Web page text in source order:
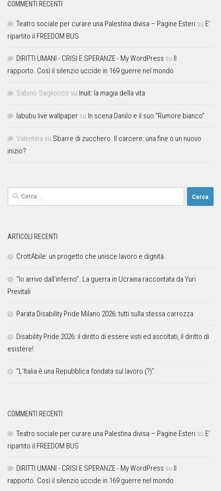
COMMENTI RECENTI
Teatro sociale per curare una Palestina divisa – Pagine Esteri su E’
ripartito il FREEDOM BUS
DIRITTI UMANI - CRISI E SPERANZE - My WordPress su Il
rapporto. Così il silenzio uccide in 169 guerre nel mondo
Sabino Sagliocco su Inuit: la magia della vita
labubu live wallpaper su In scena Danilo e il suo “Rumore bianco”
Valentina su Sbarre di zucchero. Il carcere: una fine o un nuovo
inizio?
ARTICOLI RECENTI
CrottAbile: un progetto che unisce lavoro e dignità
“Io arrivo dall’inferno”. La guerra in Ucraina raccontata da Yuri
Previtali
Parata Disability Pride Milano 2026: tutti sulla stessa carrozza
Disability Pride 2026: il diritto di essere visti ed ascoltati, il diritto di
esistere!
“L’Italia è una Repubblica fondata sul lavoro (?)”
COMMENTI RECENTI
Teatro sociale per curare una Palestina divisa – Pagine Esteri su E’
ripartito il FREEDOM BUS
DIRITTI UMANI - CRISI E SPERANZE - My WordPress su Il
rapporto. Così il silenzio uccide in 169 guerre nel mondo